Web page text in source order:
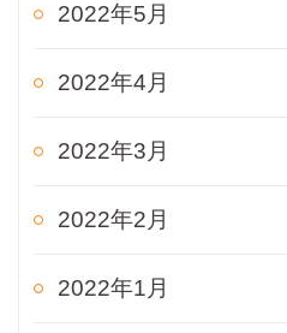
2022年5月
2022年4月
2022年3月
2022年2月
2022年1月